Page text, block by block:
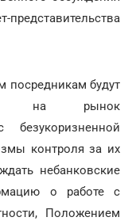
представительства
посредникам будут
на рынок
безукоризненной
контроля за их
небанковские
о работе с
Положением